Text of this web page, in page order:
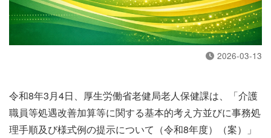
2026-03-13
令和8年3月4日、厚生労働省老健局老人保健課は、「介護
職員等処遇改善加算等に関する基本的考え方並びに事務処
理手順及び様式例の提示について（令和8年度）（案）」